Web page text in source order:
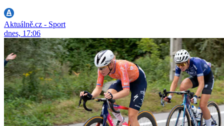
Aktuálně.cz - Sport
dnes, 17:06